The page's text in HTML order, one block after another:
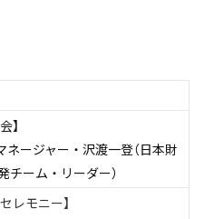
】
ネージャー・沢渡一登（日本財
チーム・リーダー）
レモニー】